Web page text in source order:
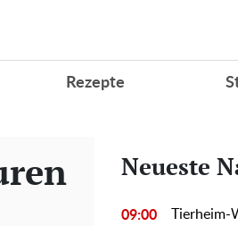
Rezepte
Neueste
09:00